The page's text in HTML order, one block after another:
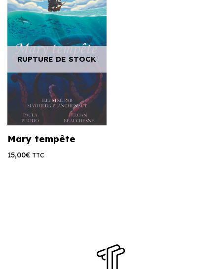
RUPTURE DE STOCK
Mary tempête
15,00€ TTC